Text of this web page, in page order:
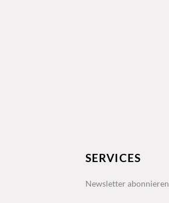
SERVICES
Newsletter abonnieren